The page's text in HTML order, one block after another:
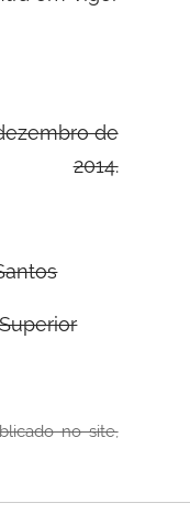
de
2014.
no site,